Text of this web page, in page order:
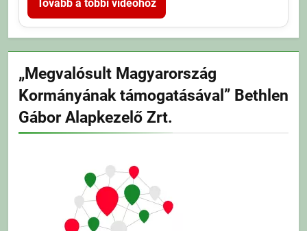
Tovább a többi videóhoz
„Megvalósult Magyarország
Kormányának támogatásával” Bethlen
Gábor Alapkezelő Zrt.